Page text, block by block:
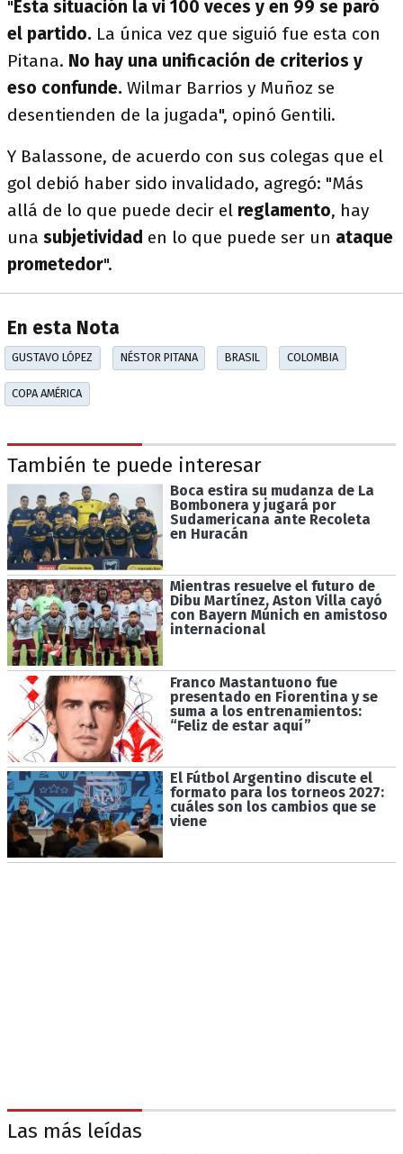
" Esta situación la vi 100 veces y en 99 se paró
el partido. La única vez que siguió fue esta con
Pitana. No hay una unificación de criterios y
eso confunde. Wilmar Barrios y Muñoz se
desentienden de la jugada", opinó Gentili.
Y Balassone, de acuerdo con sus colegas que el
gol debió haber sido invalidado, agregó: "Más
allá de lo que puede decir el reglamento, hay
una subjetividad en lo que puede ser un ataque
prometedor".
En esta Nota
GUSTAVO LÓPEZ NÉSTOR PITANA BRASIL COLOMBIA
COPA AMÉRICA
También te puede interesar
Boca estira su mudanza de La
Bombonera y jugará por
Sudamericana ante Recoleta
en Huracán
Mientras resuelve el futuro de
Dibu Martínez, Aston Villa cayó
con Bayern Múnich en amistoso
internacional
Franco Mastantuono fue
presentado en Fiorentina y se
suma a los entrenamientos:
“Feliz de estar aquí”
El Fútbol Argentino discute el
formato para los torneos 2027:
cuáles son los cambios que se
viene
Las más leídas